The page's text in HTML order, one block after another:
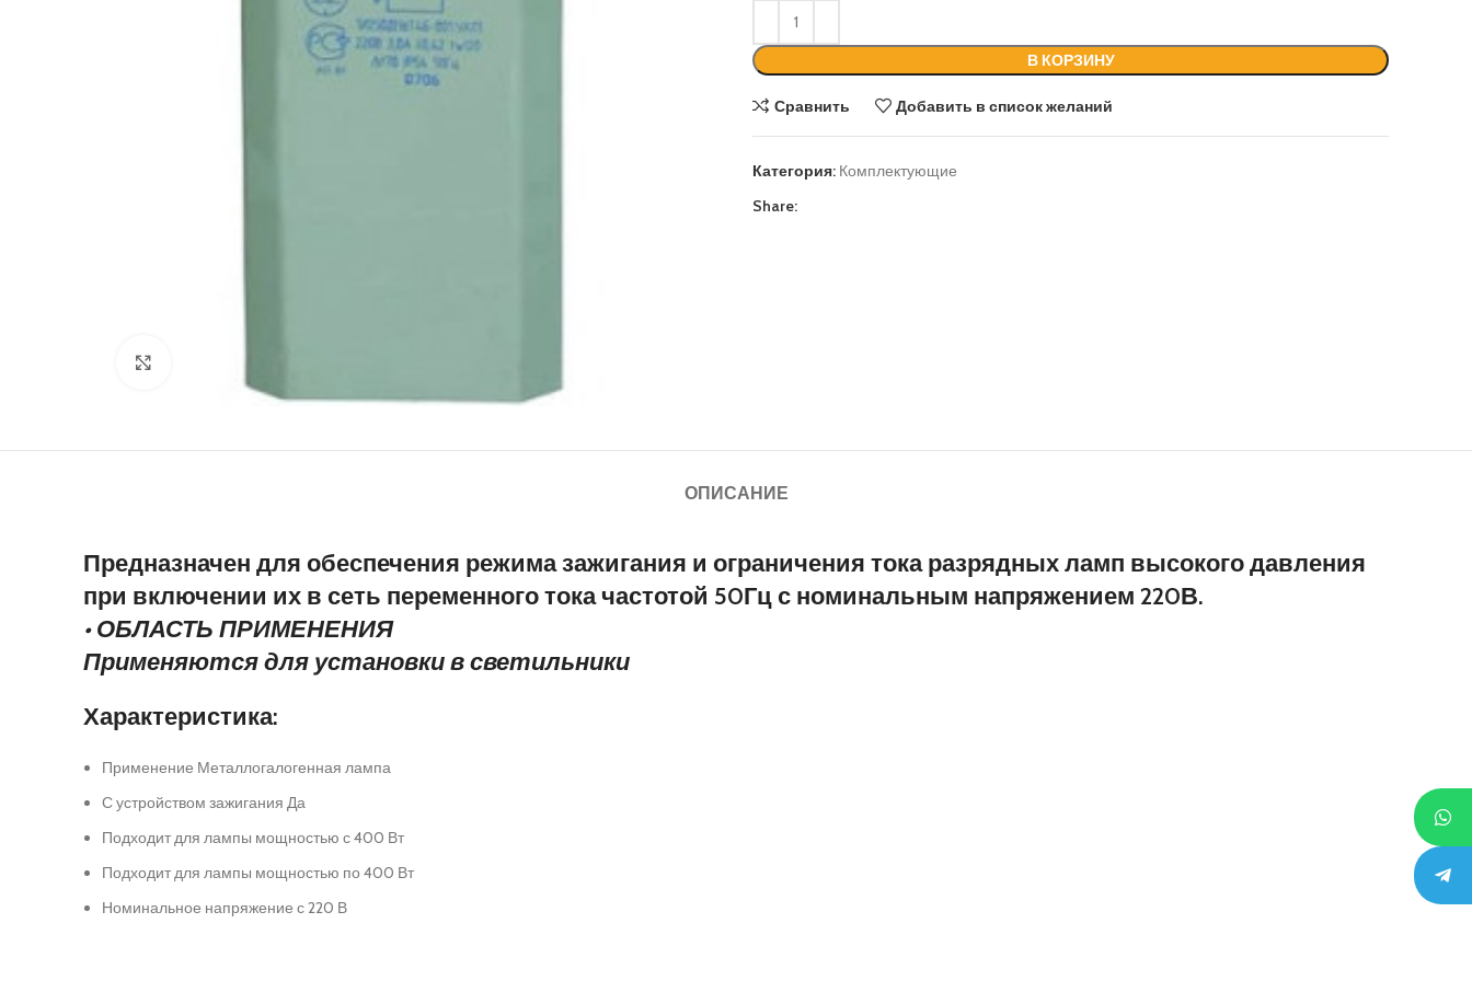
В КОРЗИНУ
Сравнить Добавить в список желаний
Категория: Комплектующие
Share:
ОПИСАНИЕ
Предназначен для обеспечения режима зажигания и ограничения тока разрядных ламп высокого давления
при включении их в сеть переменного тока частотой 50Гц с номинальным напряжением 220В.
• ОБЛАСТЬ ПРИМЕНЕНИЯ
Применяются для установки в светильники
Характеристика:
Применение Металлогалогенная лампа
С устройством зажигания Да
Подходит для лампы мощностью с 400 Вт
Подходит для лампы мощностью по 400 Вт
Номинальное напряжение с 220 В